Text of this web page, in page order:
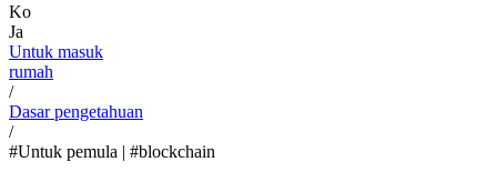
Ko
Ja
Untuk masuk
rumah
/
Dasar pengetahuan
/
#Untuk pemula | #blockchain